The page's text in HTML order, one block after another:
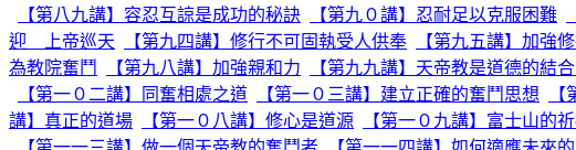
【第八九講】容忍互諒是成功的秘訣
【第九０講】忍耐足以克服困難
迎 上帝巡天
【第九四講】修行不可固執受人供奉 【第九五講】加
為教院奮鬥
【第九八講】加強親和力 【第九九講】天帝教是道德的結
【第一０二講】同奮相處之道
【第一０三講】建立正確的奮鬥思想
講】真正的道場
【第一０八講】修心是道源 【第一０九講】富士山的